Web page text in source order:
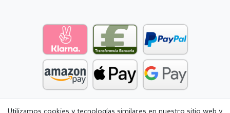
Utilizamos cookies y tecnologías similares en nuestro sitio web y